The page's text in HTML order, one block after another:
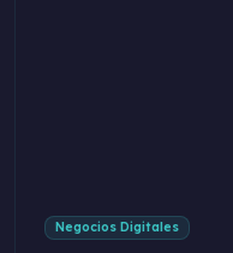
Negocios Digitales